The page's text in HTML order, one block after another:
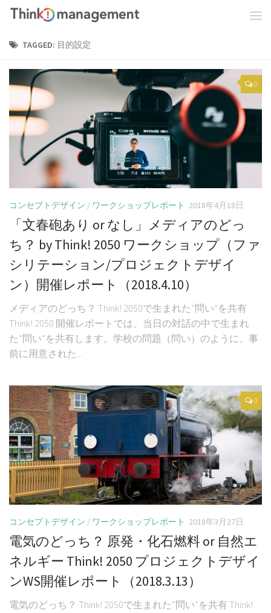
TAGGED: 目的設定
0
コンセプトデザイン / ワークショップレポート 2018年4月18日
「文春砲あり or なし」メディアのどっ
ち？ by Think! 2050 ワークショップ（ファ
シリテーション/プロジェクトデザイ
ン）開催レポート（2018.4.10）
メディアのどっち？ Think! 2050で生まれた”問い”を共有
Think! 2050 開催レポートでは、当日の対話の中で生まれ
た”問い”を共有します。学校の問題（問い）のように、事
前に用意された...
0
コンセプトデザイン / ワークショップレポート 2018年3月27日
電気のどっち？ 原発・化石燃料 or 自然エ
ネルギー Think! 2050 プロジェクトデザイ
ンWS開催レポート（2018.3.13）
電気のどっち？ Think! 2050で生まれた”問い”を共有 Think!